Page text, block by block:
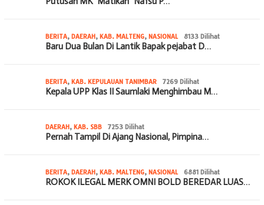
BERITA, DAERAH, KAB. MALTENG, NASIONAL 8133 Dilihat
Baru Dua Bulan Di Lantik Bapak pejabat D…
BERITA, KAB. KEPULAUAN TANIMBAR 7269 Dilihat
Kepala UPP Klas II Saumlaki Menghimbau M…
DAERAH, KAB. SBB 7253 Dilihat
Pernah Tampil Di Ajang Nasional, Pimpina…
BERITA, DAERAH, KAB. MALTENG, NASIONAL 6881 Dilihat
ROKOK ILEGAL MERK OMNI BOLD BEREDAR LUAS…